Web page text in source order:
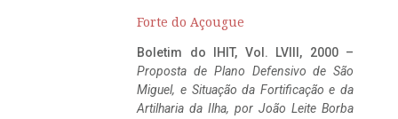
Forte do Açougue
Boletim do IHIT, Vol. LVIII, 2000 –
Proposta de Plano Defensivo de São
Miguel, e Situação da Fortificação e da
Artilharia da Ilha, por João Leite Borba